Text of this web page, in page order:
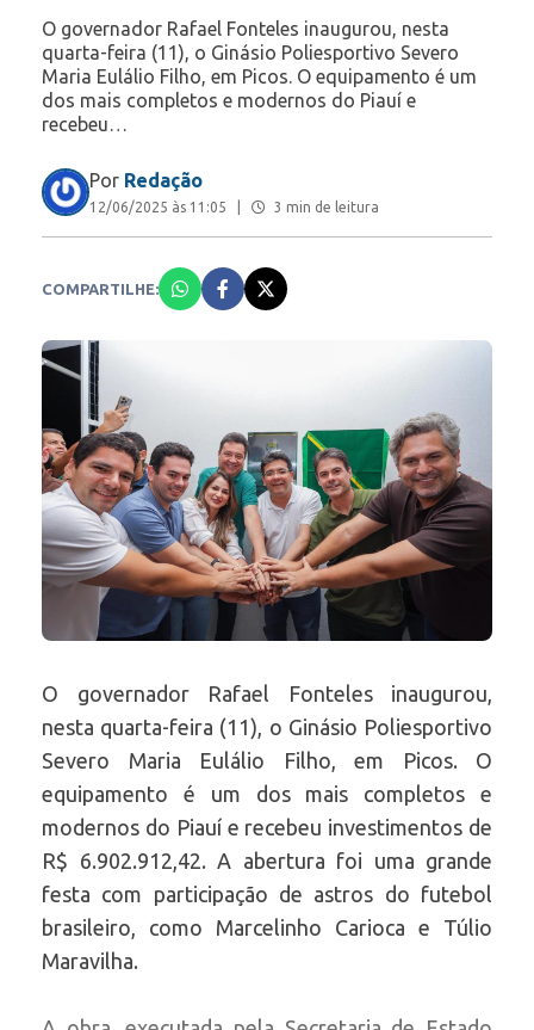
O governador Rafael Fonteles inaugurou, nesta
quarta-feira (11), o Ginásio Poliesportivo Severo
Maria Eulálio Filho, em Picos. O equipamento é um
dos mais completos e modernos do Piauí e
recebeu…
Por Redação
12/06/2025 às 11:05 3 min de leitura
COMPARTILHE:
O governador Rafael Fonteles inaugurou,
nesta quarta-feira (11), o Ginásio Poliesportivo
Severo Maria Eulálio Filho, em Picos. O
equipamento é um dos mais completos e
modernos do Piauí e recebeu investimentos de
R$ 6.902.912,42. A abertura foi uma grande
festa com participação de astros do futebol
brasileiro, como Marcelinho Carioca e Túlio
Maravilha.